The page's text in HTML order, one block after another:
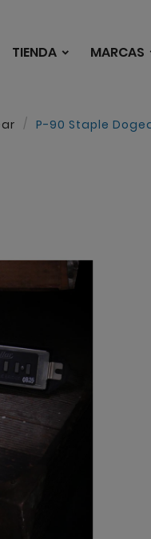
TIENDA MARCAS
P-90 Staple